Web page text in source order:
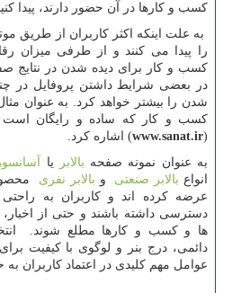
کسب و کارها در آن حضور دارند، پیدا
به علت اینکه اکثر کاربران از طریق
را پیدا می کنند و از طرفی میزان
کسب و کار برای دیده شدن در نتایج
در بعضی شرایط داشتن پروفایل در
شدن را بیشتر خواهد کرد. به عنوان
کسب و کار که ساده و رایگان
(
www.sanat.ir) اشاره کرد.
به عنوان نمونه صفحه بالابر یا آسانسور
انواع بالابر صنعتی و بالابر نفری
عرضه کرده اند و کاربران به راحتی
دسترسی داشته باشند و حتی از
ها و کسب و کارها مطلع شوند.
دائمی، درج بنر و لوگوی با کیفیت
عوامل مهم کلیدی در اعتماد کاربران